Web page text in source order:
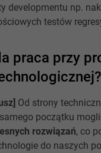
developmentu np.
testów
praca przy
Od strony
początku
rozwiązań, co
do naszych